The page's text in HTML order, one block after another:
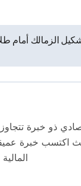
الزمالك أمام
اكتسب خبرة